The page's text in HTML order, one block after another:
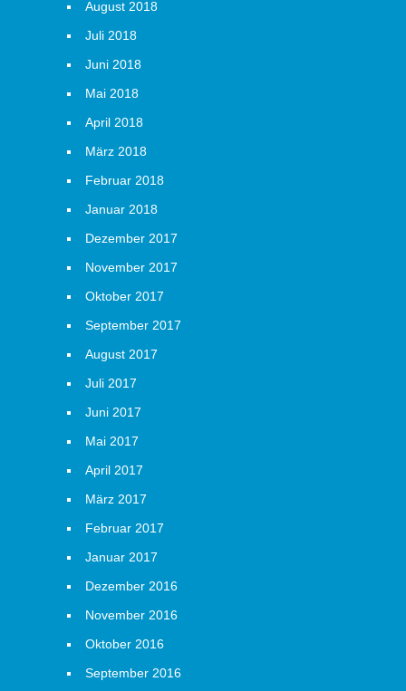
August 2018
Juli 2018
Juni 2018
Mai 2018
April 2018
März 2018
Februar 2018
Januar 2018
Dezember 2017
November 2017
Oktober 2017
September 2017
August 2017
Juli 2017
Juni 2017
Mai 2017
April 2017
März 2017
Februar 2017
Januar 2017
Dezember 2016
November 2016
Oktober 2016
September 2016